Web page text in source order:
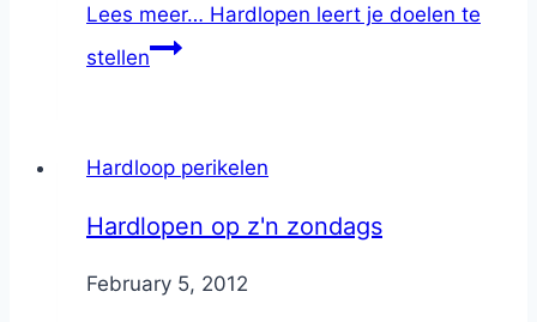
Lees meer… Hardlopen leert je doelen te
stellen
Hardloop perikelen
Hardlopen op z'n zondags
ByNicole
February 5, 2012